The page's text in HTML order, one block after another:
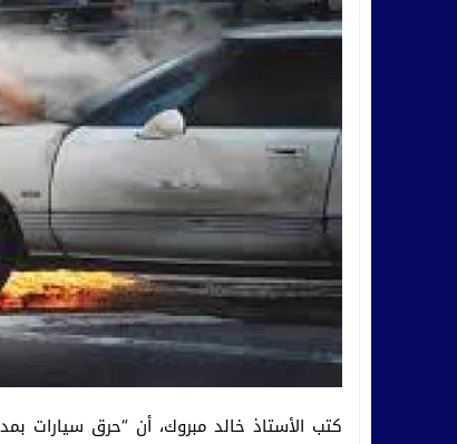
كتب الأستاذ خالد مبروك، أن “حرق سيارات